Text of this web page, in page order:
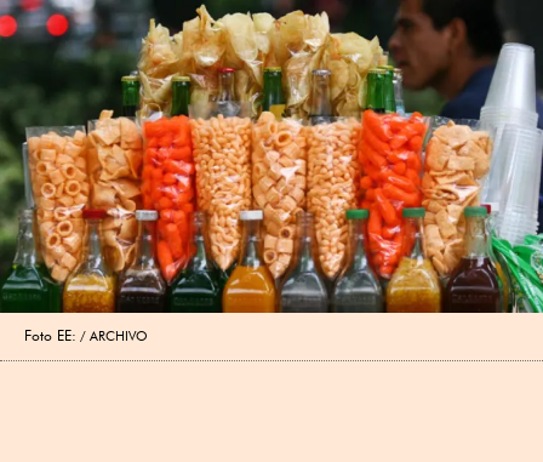
Foto EE: ARCHIVO